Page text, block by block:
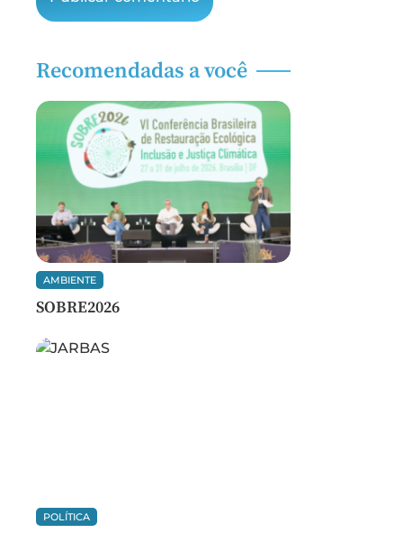
Recomendadas a você
AMBIENTE
SOBRE2026
POLÍTICA